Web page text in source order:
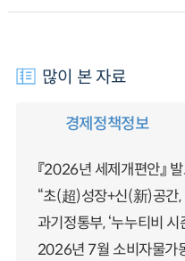
많이 본 자료
경제정책정보
『2026년 세제개편안』
“초(超)성장+신(新)공간,
과기정통부, ‘누누티비
2026년 7월 소비자물가